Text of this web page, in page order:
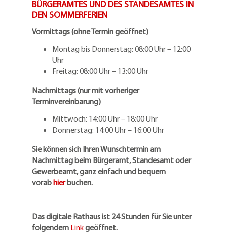
BÜRGERAMTES UND DES STANDESAMTES IN
DEN SOMMERFERIEN
Vormittags (ohne Termin geöffnet)
Montag bis Donnerstag: 08:00 Uhr – 12:00
Uhr
Freitag: 08:00 Uhr – 13:00 Uhr
Nachmittags (nur mit vorheriger
Terminvereinbarung)
Mittwoch: 14:00 Uhr – 18:00 Uhr
Donnerstag: 14:00 Uhr – 16:00 Uhr
Sie können sich Ihren Wunschtermin am
Nachmittag beim Bürgeramt, Standesamt oder
Gewerbeamt, ganz einfach und bequem
vorabhierbuchen.
Das digitale Rathaus ist 24 Stunden für Sie unter
folgendem Linkgeöffnet.